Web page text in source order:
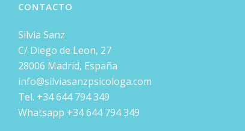
CONTACTO
Silvia Sanz
C/ Diego de Leon, 27
28006 Madrid, España
info@silviasanzpsicologa.com
Tel. +34 644 794 349
Whatsapp +34 644 794 349